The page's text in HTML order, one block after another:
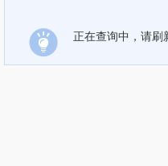
正在查询中，请刷